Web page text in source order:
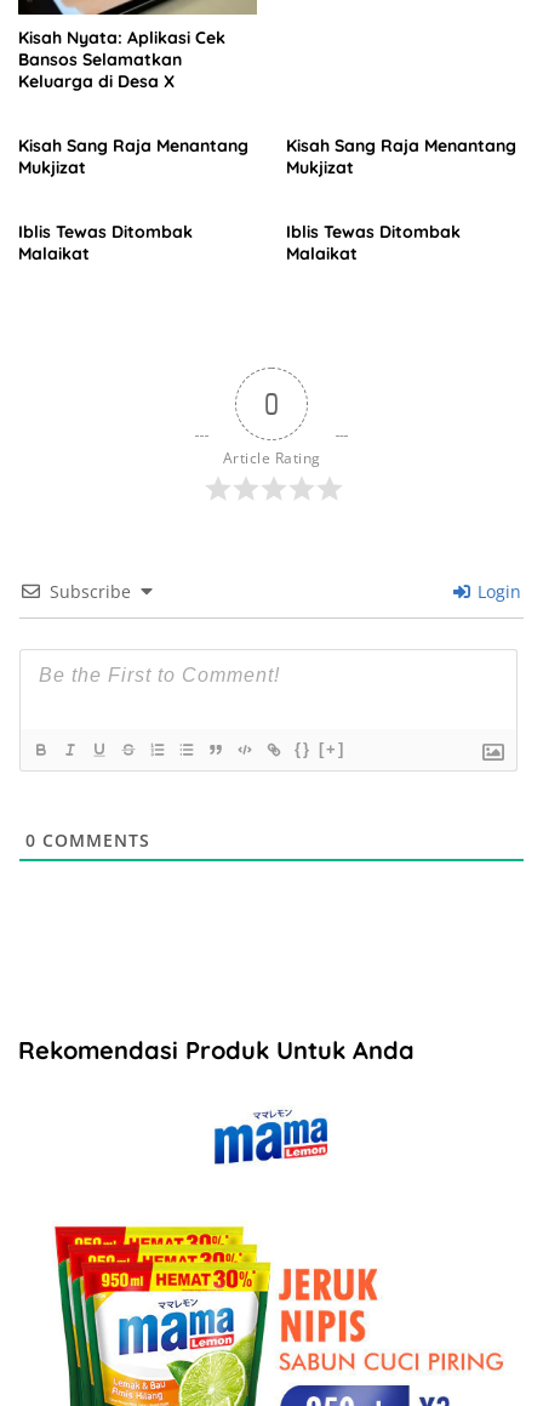
Kisah Nyata: Aplikasi Cek
Bansos Selamatkan
Keluarga di Desa X
Kisah Sang Raja Menantang
Mukjizat
Kisah Sang Raja Menantang
Mukjizat
Iblis Tewas Ditombak
Malaikat
Iblis Tewas Ditombak
Malaikat
0
Article Rating
Subscribe Login
{} [+]
0 COMMENTS
Rekomendasi Produk Untuk Anda